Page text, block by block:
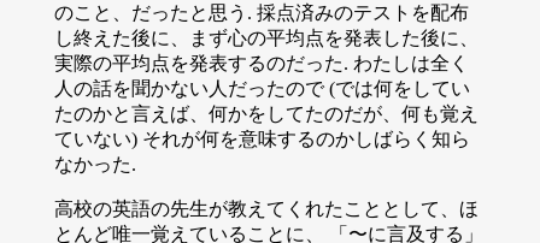
のこと、だったと思う. 採点済みのテストを配布
し終えた後に、まず心の平均点を発表した後に、
実際の平均点を発表するのだった. わたしは全く
人の話を聞かない人だったので (では何をしてい
たのかと言えば、何かをしてたのだが、何も覚え
ていない) それが何を意味するのかしばらく知ら
なかった.
高校の英語の先生が教えてくれたこととして、ほ
とんど唯一覚えていることに、 「〜に言及する」